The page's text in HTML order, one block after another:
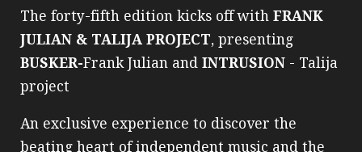
The forty-fifth edition kicks off with FRANK
JULIAN & TALIJA PROJECT, presenting
BUSKER-Frank Julian and INTRUSION - Talija
project
An exclusive experience to discover the
beating heart of independent music and the